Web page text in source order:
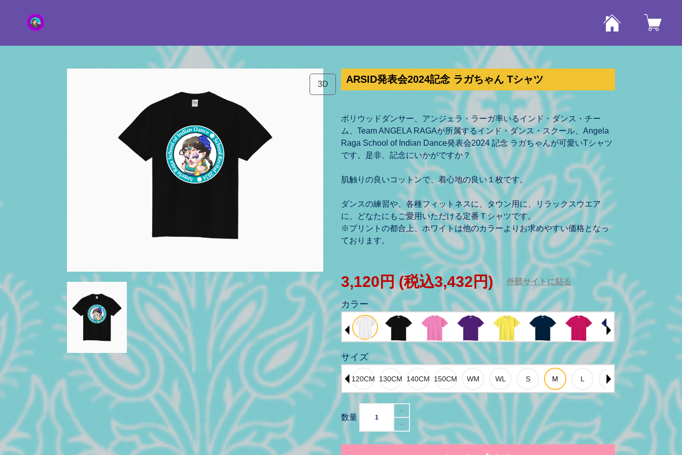
3D ARSID発表会2024記念 ラガちゃん Tシャツ
ボリウッドダンサー、アンジェラ・ラーガ率いるインド・ダンス・チー
ム、Team ANGELA RAGAが所属するインド・ダンス・スクール、Angela
Raga School of Indian Dance発表会2024 記念 ラガちゃんが可愛いTシャツ
です。是非、記念にいかがですか？
肌触りの良いコットンで、着心地の良い１枚です。
ダンスの練習や、各種フィットネスに、タウン用に、リラックスウエア
に、どなたにもご愛用いただける定番Ｔシャツです。
※プリントの都合上、ホワイトは他のカラーよりお求めやすい価格となっ
ております。
3,120円(税込3,432円) 外部サイトに貼る
カラー
サイズ
数量